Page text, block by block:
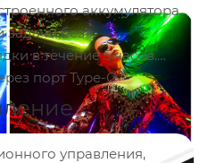
аккумулятора,
задачи без
в течение 5 часов.
порт Type-C
управления,